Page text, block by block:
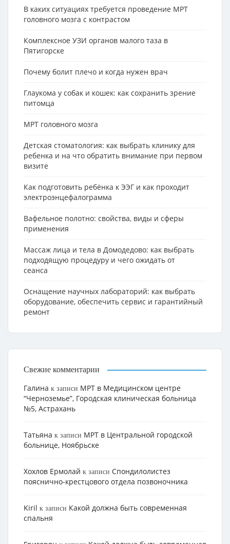
В каких ситуациях требуется проведение МРТ
головного мозга с контрастом
Комплексное УЗИ органов малого таза в
Пятигорске
Почему болит плечо и когда нужен врач
Глаукома у собак и кошек: как сохранить зрение
питомца
МРТ головного мозга
Детская стоматология: как выбрать клинику для
ребенка и на что обратить внимание при первом
визите
Как подготовить ребёнка к ЭЭГ и как проходит
электроэнцефалограмма
Вафельное полотно: свойства, виды и сферы
применения
Массаж лица и тела в Домодедово: как выбрать
подходящую процедуру и чего ожидать от
сеанса
Оснащение научных лабораторий: как выбрать
оборудование, обеспечить сервис и гарантийный
ремонт
Свежие комментарии
Галина к записи МРТ в Медицинском центре
“Черноземье”, Городская клиническая больница
№5, Астрахань
Татьяна к записи МРТ в Центральной городской
больнице, Ноябрьске
Хохлов Ермолай к записи Cпондилолистез
пояснично-крестцового отдела позвоночника
Kiril к записи Какой должна быть современная
спальня